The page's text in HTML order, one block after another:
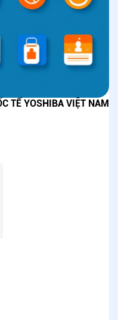
TẾ YOSHIBA VIỆT NAM